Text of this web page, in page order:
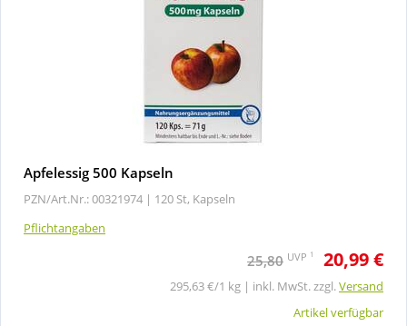
Apfelessig 500 Kapseln
PZN/Art.Nr.: 00321974 | 120 St, Kapseln
Pflichtangaben
25,80 UVP 1 20,99 €
295,63 €/1 kg | inkl. MwSt. zzgl.Versand
Artikel verfügbar